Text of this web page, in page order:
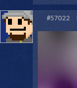
#57022